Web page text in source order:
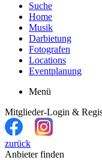
Suche
Home
Musik
Darbietung
Fotografen
Locations
Eventplanung
Menü
Mitglieder-Login &
zurück
Anbieter finden